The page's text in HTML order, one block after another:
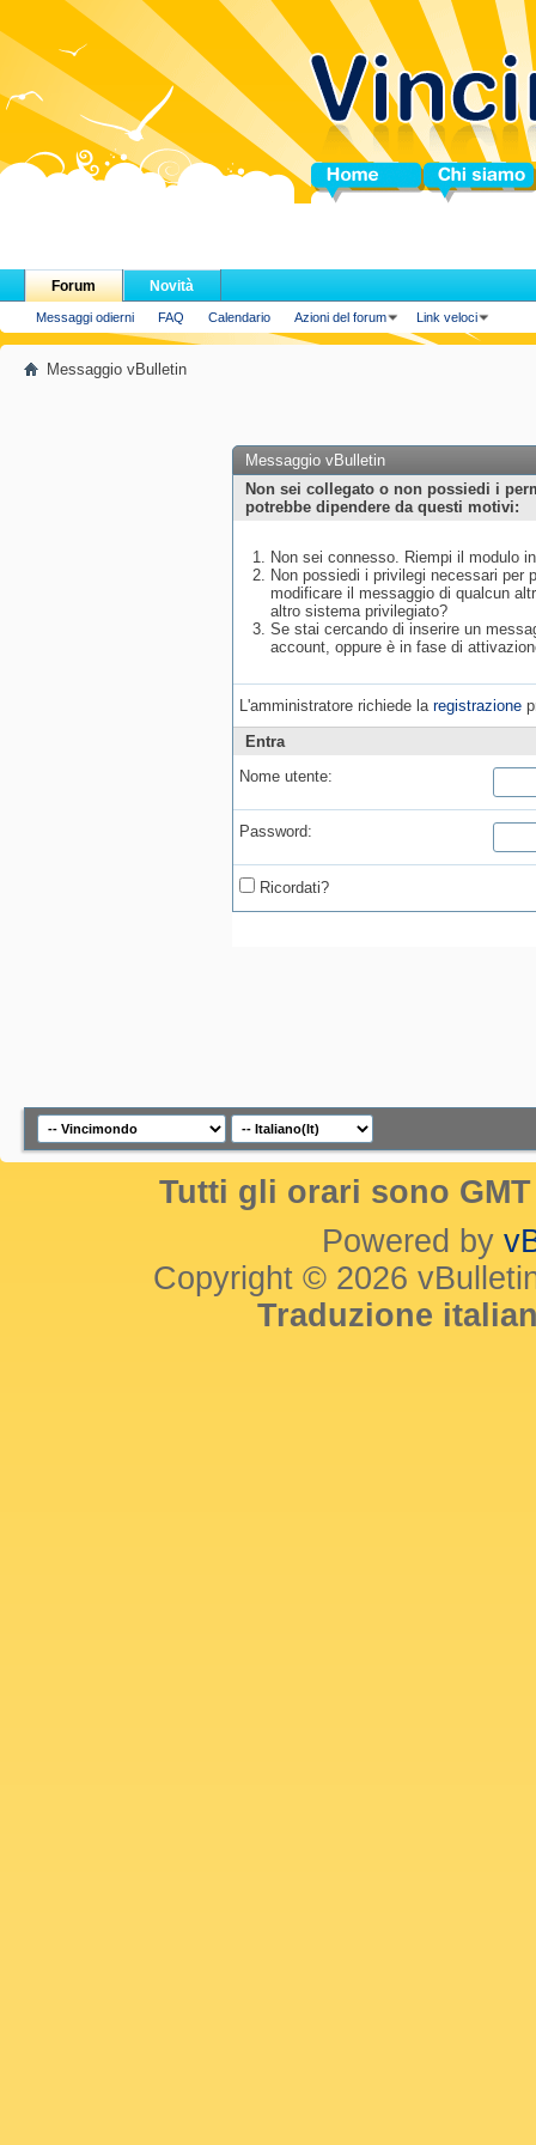
Home Chi siamo
Forum
Messaggi odierni FAQ Calendario Azioni del forum Link veloci
Novità
Messaggio vBulletin
Messaggio vBulletin
Non sei collegato o non possiedi i
potrebbe dipendere da questi motivi:
Non sei connesso. Riempi il modulo
Non possiedi i privilegi necessari per
modificare il messaggio di qualcun
altro sistema privilegiato?
Se stai cercando di inserire un
account, oppure è in fase di
L'amministratore richiede la registrazione
Entra
Nome utente:
Password:
Ricordati?
Tutti gli orari sono
Powered by
Copyright © 2026
Traduzione